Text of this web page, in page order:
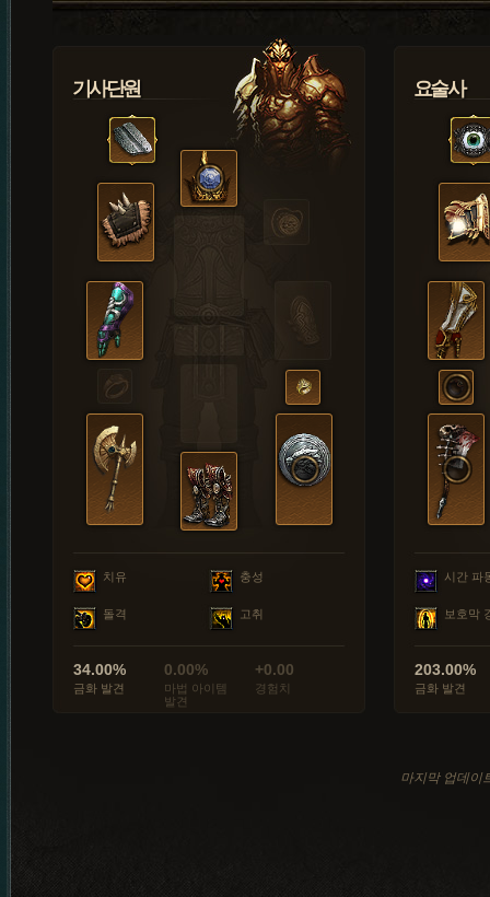
기사단원
치유 충성
돌격 고취
34.00%
금화 발견
0.00%
마법 아이템
발견
+0.00
경험치
요술사
시간 파
보호막
203.00%
금화 발견
마지막 업데이